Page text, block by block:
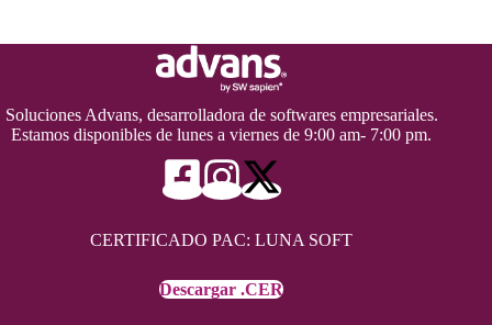
Soluciones Advans, desarrolladora de softwares empresariales.
Estamos disponibles de lunes a viernes de 9:00 am- 7:00 pm.
CERTIFICADO PAC: LUNA SOFT
Descargar .CER